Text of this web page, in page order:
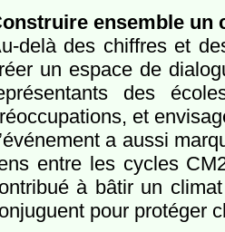
ensemble un
delà des chiffres et
un espace de
des
et
a aussi
entre les cycles
à bâtir un
pour protéger